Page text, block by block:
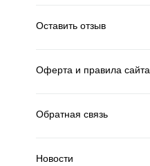
Оставить отзыв
Оферта и правила сайта
Обратная связь
Новости